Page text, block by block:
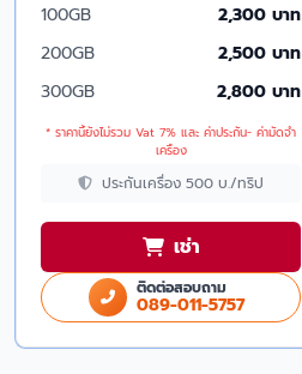
100GB
2,300 บาท
200GB
2,500 บาท
300GB
2,800 บาท
* ราคานี้ยังไม่รวม Vat 7% และ ค่าประกัน- ค่ามัดจำ
เครื่อง
ประกันเครื่อง 500 บ./ทริป
เช่า
ติดต่อสอบถาม
089-011-5757